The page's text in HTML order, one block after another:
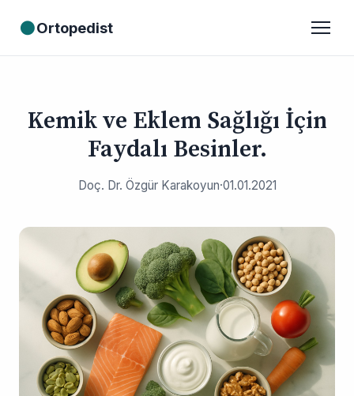
●Ortopedist
Kemik ve Eklem Sağlığı İçin
Faydalı Besinler.
Doç. Dr. Özgür Karakoyun·01.01.2021